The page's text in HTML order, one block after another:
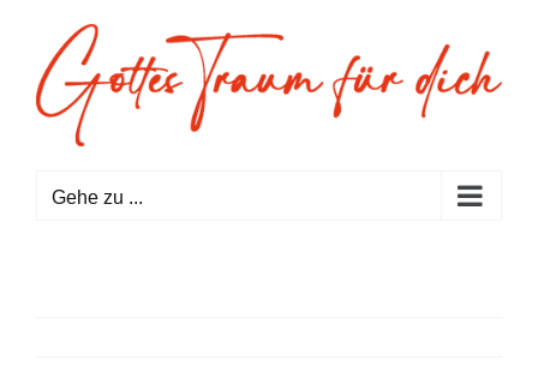
springen
Gehe zu ...